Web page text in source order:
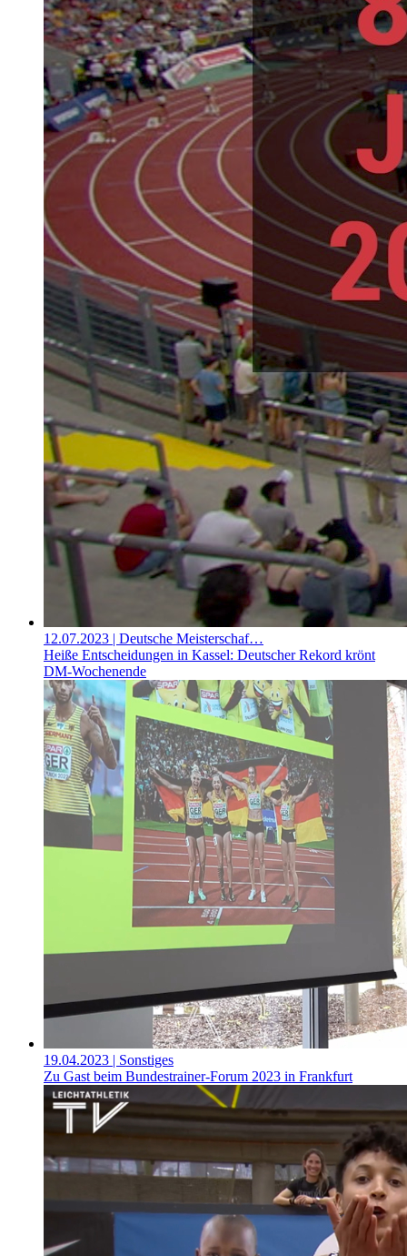
12.07.2023 | Deutsche Meisterschaf…
Heiße Entscheidungen in Kassel: Deutscher Rekord krönt
DM-Wochenende
19.04.2023 | Sonstiges
Zu Gast beim Bundestrainer-Forum 2023 in Frankfurt